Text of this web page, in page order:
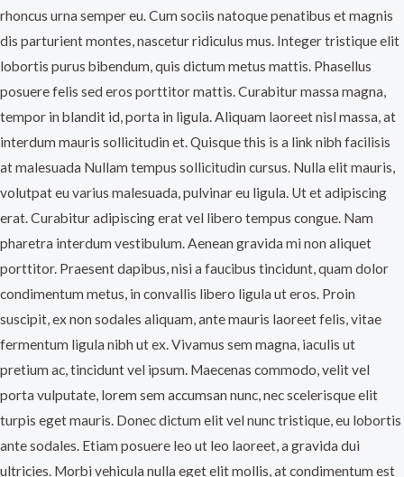
rhoncus urna semper eu. Cum sociis natoque penatibus et magnis
dis parturient montes, nascetur ridiculus mus. Integer tristique elit
lobortis purus bibendum, quis dictum metus mattis. Phasellus
posuere felis sed eros porttitor mattis. Curabitur massa magna,
tempor in blandit id, porta in ligula. Aliquam laoreet nisl massa, at
interdum mauris sollicitudin et. Quisque this is a link nibh facilisis
at malesuada Nullam tempus sollicitudin cursus. Nulla elit mauris,
volutpat eu varius malesuada, pulvinar eu ligula. Ut et adipiscing
erat. Curabitur adipiscing erat vel libero tempus congue. Nam
pharetra interdum vestibulum. Aenean gravida mi non aliquet
porttitor. Praesent dapibus, nisi a faucibus tincidunt, quam dolor
condimentum metus, in convallis libero ligula ut eros. Proin
suscipit, ex non sodales aliquam, ante mauris laoreet felis, vitae
fermentum ligula nibh ut ex. Vivamus sem magna, iaculis ut
pretium ac, tincidunt vel ipsum. Maecenas commodo, velit vel
porta vulputate, lorem sem accumsan nunc, nec scelerisque elit
turpis eget mauris. Donec dictum elit vel nunc tristique, eu lobortis
ante sodales. Etiam posuere leo ut leo laoreet, a gravida dui
ultricies. Morbi vehicula nulla eget elit mollis, at condimentum est